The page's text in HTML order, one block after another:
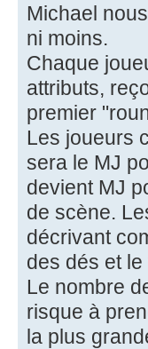
Michael
ni moins.
Chaque
attributs,
premier
Les joueurs
sera le MJ
devient MJ
de scène.
décrivant
des dés et
Le nombre
risque à
la plus